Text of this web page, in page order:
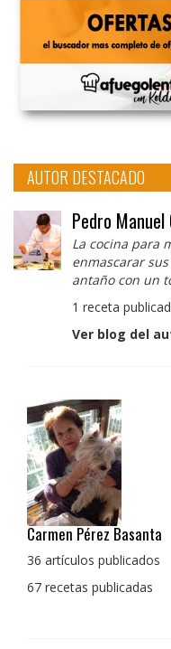
AUTOR DESTACADO
Pedro Manuel
La cocina para
enmascarar
antaño con un
1 receta
Ver blog del
Pedro Manuel Collado
La cocina para mi es
con un toque diferente